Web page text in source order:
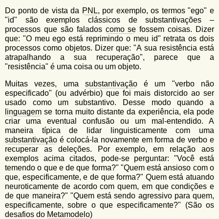
Do ponto de vista da PNL, por exemplo, os termos "ego" e
"id" são exemplos clássicos de substantivações –
processos que são falados como se fossem coisas. Dizer
que: "O meu ego está reprimindo o meu id" retrata os dois
processos como objetos. Dizer que: "A sua resistência está
atrapalhando a sua recuperação", parece que a
"resistência" é uma coisa ou um objeto.
Muitas vezes, uma substantivaçãoé um "verbo não
especificado" (ou advérbio) que foi mais distorcido ao ser
usado como um substantivo. Desse modo quando a
linguagem se torna muito distante da experiência, ela pode
criar uma eventual confusão ou um mal-entendido. A
maneira típica de lidar linguisticamente com uma
substantivação é colocá-la novamente em forma de verbo e
recuperar as deleções. Por exemplo, em relação aos
exemplos acima citados, pode-se perguntar: "Você está
temendo o que e de que forma?" "Quem está ansioso com o
que, especificamente, e de que forma?" Quem está atuando
neuroticamente de acordo com quem, em que condições e
de que maneira?" "Quem está sendo agressivo para quem,
especificamente, sobre o que especificamente?" (São os
desafios do Metamodelo)